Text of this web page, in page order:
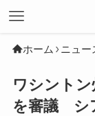
ホーム ニュー
ワシント
を審議 シ